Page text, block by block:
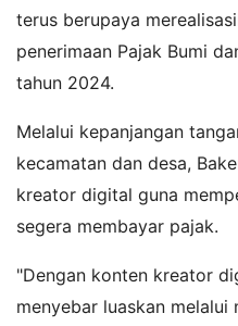
terus berupaya
penerimaan Pajak Bumi
tahun 2024.
Melalui kepanjangan
kecamatan dan desa,
kreator digital guna
segera membayar pajak.
"Dengan konten kreator
menyebar luaskan